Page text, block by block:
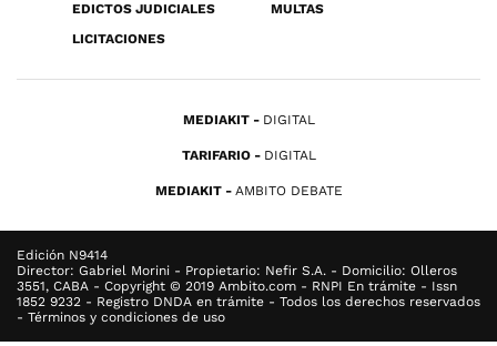
EDICTOS JUDICIALES
MULTAS
LICITACIONES
MEDIAKIT DIGITAL
TARIFARIO DIGITAL
MEDIAKIT AMBITO DEBATE
Edición N9414
Director: Gabriel Morini - Propietario: Nefir S.A. - Domicilio: Olleros
3551, CABA - Copyright © 2019 Ambito.com - RNPI En trámite - Issn
1852 9232 - Registro DNDA en trámite - Todos los derechos reservados
- Términos y condiciones de uso